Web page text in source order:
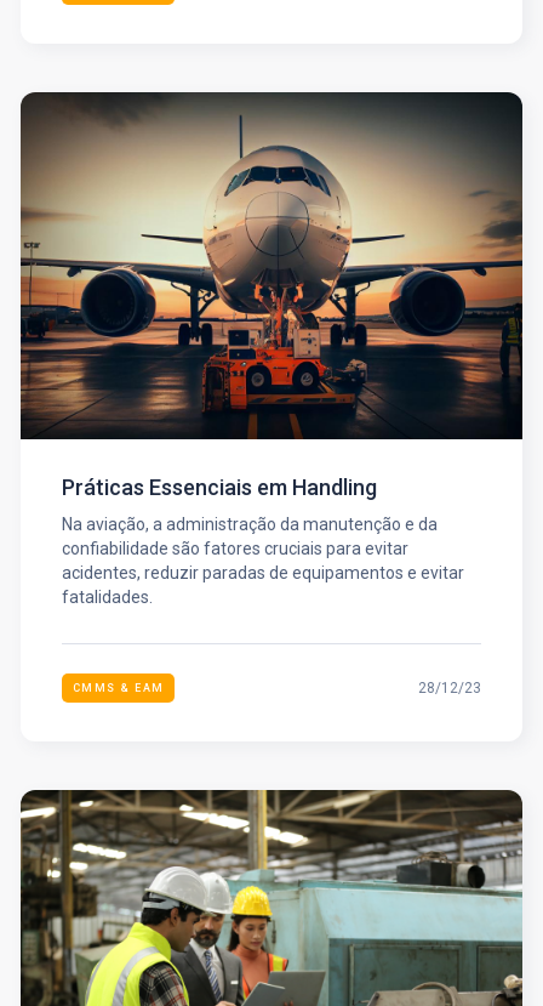
Práticas Essenciais em Handling
Na aviação, a administração da manutenção e da
confiabilidade são fatores cruciais para evitar
acidentes, reduzir paradas de equipamentos e evitar
fatalidades.
CMMS & EAM 28/12/23